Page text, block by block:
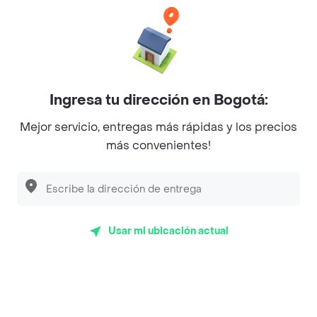
Facebook
Twitter
Instagram
©2026Rappi Inc. All rights reserved.
Ingresa tu dirección en Bogotá:
Mejor servicio, entregas más rápidas y los precios
más convenientes!
Usar mi ubicación actual